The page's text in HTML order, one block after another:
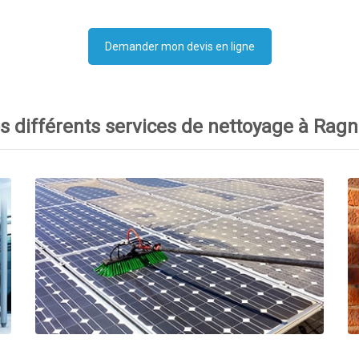
Demander mon devis en ligne
différents services de nettoyage à